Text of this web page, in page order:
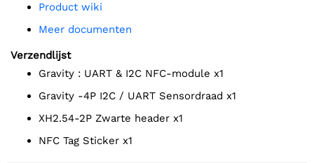
Product wiki
Meer documenten
Verzendlijst
Gravity : UART & I2C NFC-module x1
Gravity -4P I2C / UART Sensordraad x1
XH2.54-2P Zwarte header x1
NFC Tag Sticker x1